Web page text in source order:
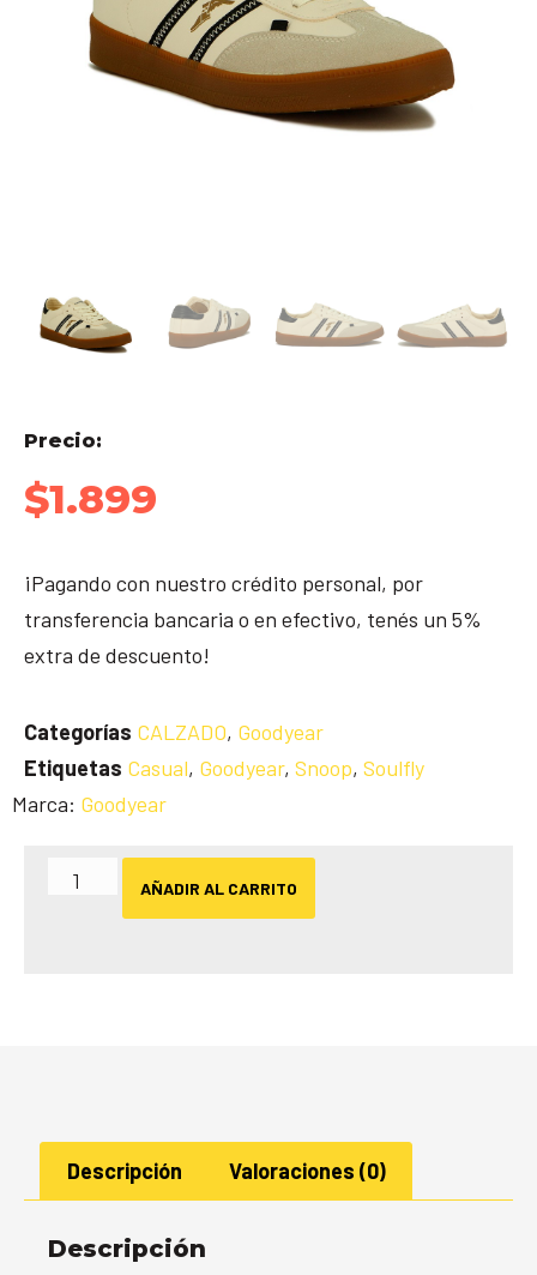
Precio:
$1.899
¡Pagando con nuestro crédito personal, por
transferencia bancaria o en efectivo, tenés un 5%
extra de descuento!
Categorías CALZADO, Goodyear
Etiquetas Casual, Goodyear, Snoop, Soulfly
Marca: Goodyear
AÑADIR AL CARRITO
Descripción Valoraciones (0)
Descripción